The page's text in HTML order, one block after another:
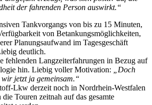
der fahrenden Person auswirkt.“
Tankvorgangs von bis zu 15 Minuten,
von Betankungsmöglichkeiten,
Planungsaufwand im Tagesgeschäft
deutlich.
fehlenden Langzeiterfahrungen in Bezug auf
hin. Liebig voller Motivation:
„Doch
jetzt ja gemeinsam.“
Lkw derzeit noch in Nordrhein-Westfalen
Touren zeitnah auf das gesamte